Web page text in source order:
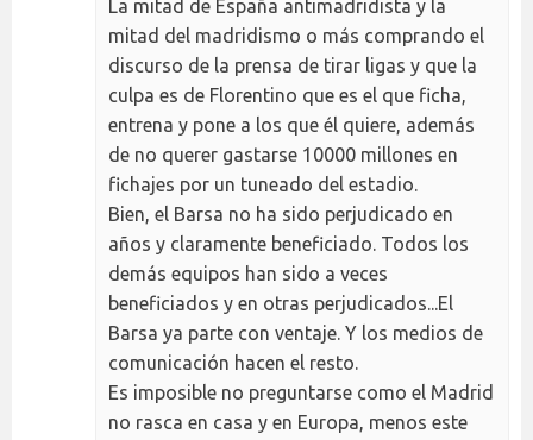
La mitad de España antimadridista y la
mitad del madridismo o más comprando el
discurso de la prensa de tirar ligas y que la
culpa es de Florentino que es el que ficha,
entrena y pone a los que él quiere, además
de no querer gastarse 10000 millones en
fichajes por un tuneado del estadio.
Bien, el Barsa no ha sido perjudicado en
años y claramente beneficiado. Todos los
demás equipos han sido a veces
beneficiados y en otras perjudicados...El
Barsa ya parte con ventaje. Y los medios de
comunicación hacen el resto.
Es imposible no preguntarse como el Madrid
no rasca en casa y en Europa, menos este